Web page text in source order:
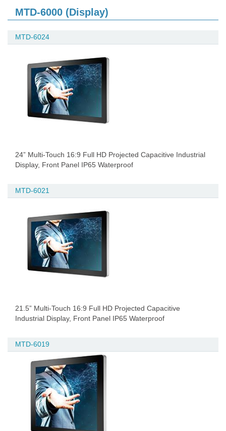
MTD-6000 (Display)
MTD-6024
24” Multi-Touch 16:9 Full HD Projected Capacitive Industrial
Display, Front Panel IP65 Waterproof
MTD-6021
21.5” Multi-Touch 16:9 Full HD Projected Capacitive
Industrial Display, Front Panel IP65 Waterproof
MTD-6019